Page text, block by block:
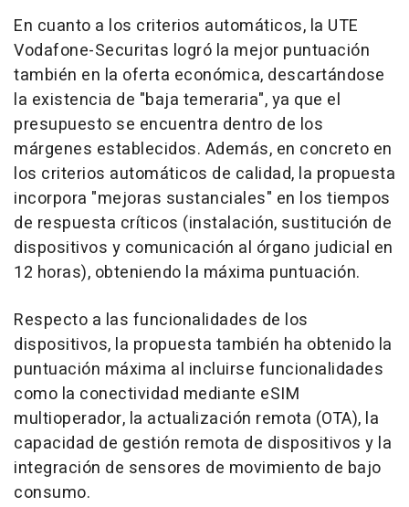
En cuanto a los criterios automáticos, la UTE
Vodafone-Securitas logró la mejor puntuación
también en la oferta económica, descartándose
la existencia de "baja temeraria", ya que el
presupuesto se encuentra dentro de los
márgenes establecidos. Además, en concreto en
los criterios automáticos de calidad, la propuesta
incorpora "mejoras sustanciales" en los tiempos
de respuesta críticos (instalación, sustitución de
dispositivos y comunicación al órgano judicial en
12 horas), obteniendo la máxima puntuación.
Respecto a las funcionalidades de los
dispositivos, la propuesta también ha obtenido la
puntuación máxima al incluirse funcionalidades
como la conectividad mediante eSIM
multioperador, la actualización remota (OTA), la
capacidad de gestión remota de dispositivos y la
integración de sensores de movimiento de bajo
consumo.